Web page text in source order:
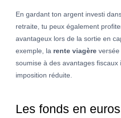
En gardant ton argent investi
retraite, tu peux également
avantageux lors de la sortie en
exemple, la rente viagère versée
soumise à des avantages fiscaux
imposition réduite.
Les fonds en euros